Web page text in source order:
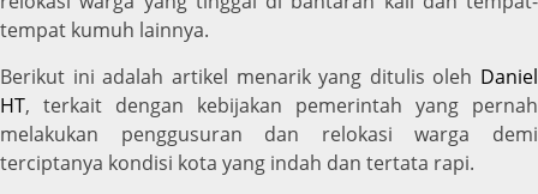
tempat kumuh lainnya.
Berikut ini adalah artikel menarik yang ditulis oleh Daniel
HT, terkait dengan kebijakan pemerintah yang pernah
melakukan penggusuran dan relokasi warga demi
terciptanya kondisi kota yang indah dan tertata rapi.